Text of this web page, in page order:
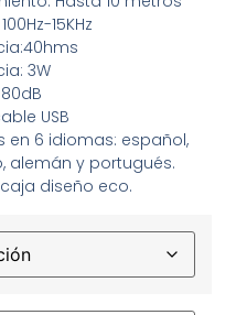
15KHz
3W
USB
en 6 idiomas: español,
alemán y portugués.
diseño eco.